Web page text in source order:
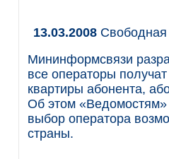
13.03.2008
Мининформсвязи
все операторы
квартиры абонента,
Об этом «Ведомостям»
выбор оператора
страны.